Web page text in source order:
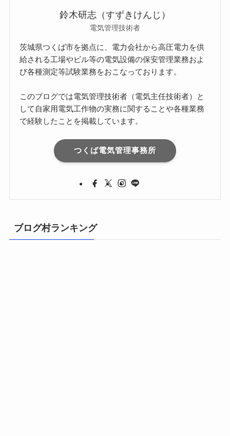
鈴木研志（すずきけんじ）
電気管理技術者
茨城県つくば市を拠点に、電力会社から高圧電力を供
給される工場やビル等の電気設備の保安管理業務およ
び各種測定等試験業務をおこなっております。
このブログでは電気管理技術者（電気主任技術者）と
して自家用電気工作物の実務に関することや各種業務
で経験したことを掲載しています。
つくば電気管理事務所
ブログ村ランキング